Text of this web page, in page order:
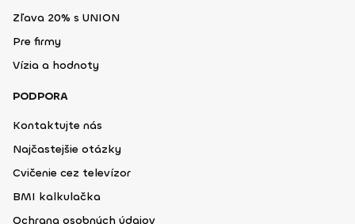
Zľava 20% s UNION
Pre firmy
Vízia a hodnoty
PODPORA
Kontaktujte nás
Najčastejšie otázky
Cvičenie cez televízor
BMI kalkulačka
Ochrana osobných údajov